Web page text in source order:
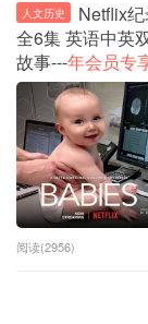
人文历史
Netflix
全6集 英语中英
故事---年会员专
阅读(2956)